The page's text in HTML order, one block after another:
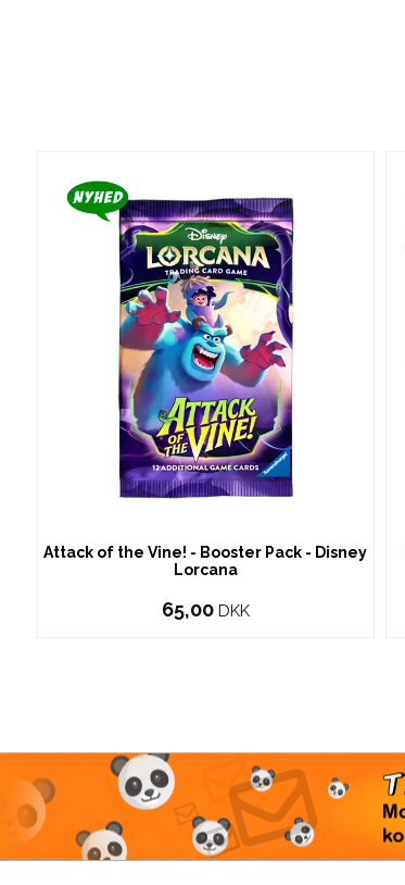
Attack of the Vine! - Booster Pack - Disney
Lorcana
65,00 DKK